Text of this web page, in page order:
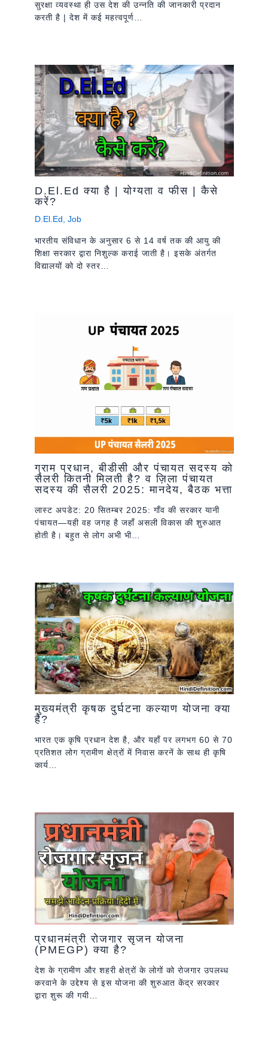
सुरक्षा व्यवस्था ही उस देश की उन्नति की जानकारी प्रदान
करती है | देश में कई महत्वपूर्ण…
D.El.Ed क्या है | योग्यता व फीस | कैसे
करें?
D.El.Ed, Job
भारतीय संविधान के अनुसार 6 से 14 वर्ष तक की आयु की
शिक्षा सरकार द्वारा निशुल्क कराई जाती है। इसके अंतर्गत
विद्यालयों को दो स्तर…
ग्राम प्रधान, बीडीसी और पंचायत सदस्य को
सैलरी कितनी मिलती है? व ज़िला पंचायत
सदस्य की सैलरी 2025: मानदेय, बैठक भत्ता
लास्ट अपडेट: 20 सितम्बर 2025: गाँव की सरकार यानी
पंचायत—यही वह जगह है जहाँ असली विकास की शुरुआत
होती है। बहुत से लोग अभी भी…
मुख्यमंत्री कृषक दुर्घटना कल्याण योजना क्या
है?
भारत एक कृषि प्रधान देश है, और यहाँ पर लगभग 60 से 70
प्रतिशत लोग ग्रामीण क्षेत्रों में निवास करनें के साथ ही कृषि
कार्य…
प्रधानमंत्री रोजगार सृजन योजना
(PMEGP) क्या है?
देश के ग्रामीण और शहरी क्षेत्रों के लोगों को रोजगार उपलब्ध
करवाने के उद्देश्य से इस योजना की शुरुआत केंद्र सरकार
द्वारा शुरू की गयी…